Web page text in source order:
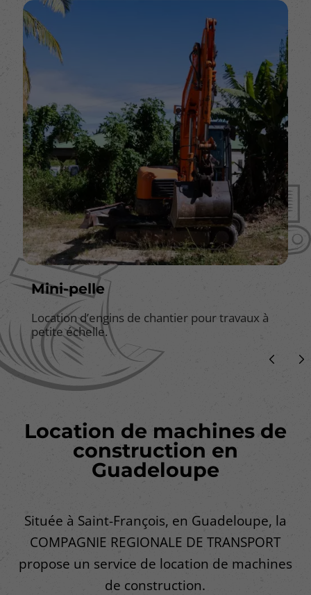
Mini-pelle
Location d’engins de chantier pour travaux à
petite échelle.
Location de machines de
construction en
Guadeloupe
Située à Saint-François, en Guadeloupe, la
COMPAGNIE REGIONALE DE TRANSPORT
propose un service de location de machines
de construction.